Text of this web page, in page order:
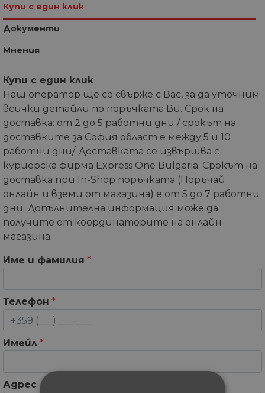
Купи с един клик
Документи
Мнения
Купи с един клик
Наш оператор ще се свърже с Вас, за да уточним
всички детайли по поръчката Ви. Срок на
доставка: от 2 до 5 работни дни / срокът на
доставките за София област е между 5 и 10
работни дни/. Доставката се извършва с
куриерска фирма Express One Bulgaria. Срокът на
доставка при In-Shop поръчката (Поръчай
онлайн и вземи от магазина) е от 5 до 7 работни
дни. Допълнителна информация може да
получите от координаторите на онлайн
магазина.
Име и фамилия *
Телефон *
Имейл *
Адрес